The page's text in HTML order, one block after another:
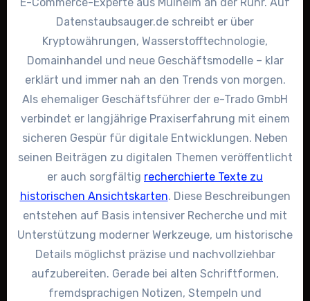
E-Commerce-Experte aus Mülheim an der Ruhr. Auf
Datenstaubsauger.de schreibt er über
Kryptowährungen, Wasserstofftechnologie,
Domainhandel und neue Geschäftsmodelle – klar
erklärt und immer nah an den Trends von morgen.
Als ehemaliger Geschäftsführer der e-Trado GmbH
verbindet er langjährige Praxiserfahrung mit einem
sicheren Gespür für digitale Entwicklungen. Neben
seinen Beiträgen zu digitalen Themen veröffentlicht
er auch sorgfältig recherchierte Texte zu
historischen Ansichtskarten. Diese Beschreibungen
entstehen auf Basis intensiver Recherche und mit
Unterstützung moderner Werkzeuge, um historische
Details möglichst präzise und nachvollziehbar
aufzubereiten. Gerade bei alten Schriftformen,
fremdsprachigen Notizen, Stempeln und